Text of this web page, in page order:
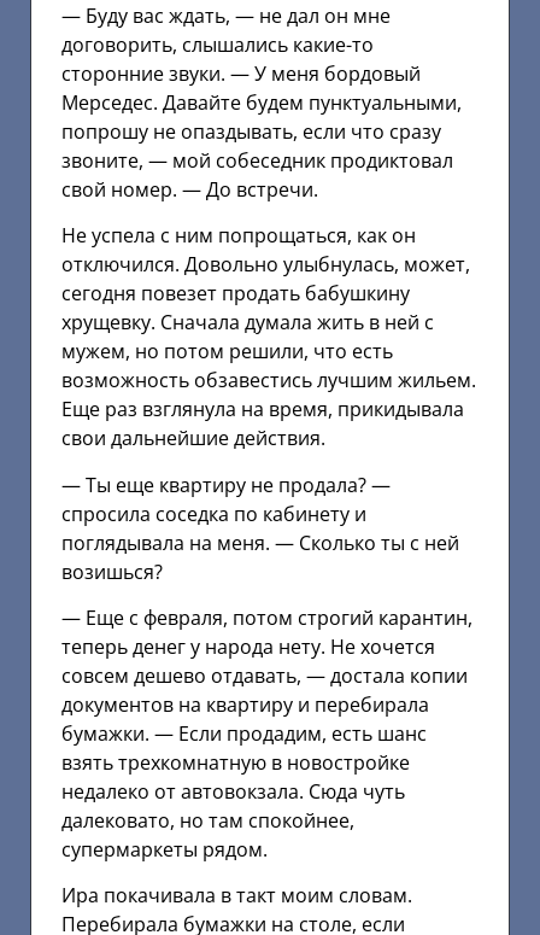
— Буду вас ждать, — не дал он мне
договорить, слышались какие-то
сторонние звуки. — У меня бордовый
Мерседес. Давайте будем пунктуальными,
попрошу не опаздывать, если что сразу
звоните, — мой собеседник продиктовал
свой номер. — До встречи.
Не успела с ним попрощаться, как он
отключился. Довольно улыбнулась, может,
сегодня повезет продать бабушкину
хрущевку. Сначала думала жить в ней с
мужем, но потом решили, что есть
возможность обзавестись лучшим жильем.
Еще раз взглянула на время, прикидывала
свои дальнейшие действия.
— Ты еще квартиру не продала? —
спросила соседка по кабинету и
поглядывала на меня. — Сколько ты с ней
возишься?
— Еще с февраля, потом строгий карантин,
теперь денег у народа нету. Не хочется
совсем дешево отдавать, — достала копии
документов на квартиру и перебирала
бумажки. — Если продадим, есть шанс
взять трехкомнатную в новостройке
недалеко от автовокзала. Сюда чуть
далековато, но там спокойнее,
супермаркеты рядом.
Ира покачивала в такт моим словам.
Перебирала бумажки на столе, если